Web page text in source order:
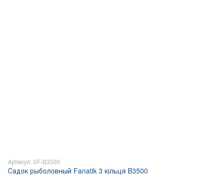
Артикул: SF-B3500
Садок рыболовный Fanatik 3 кільця B3500